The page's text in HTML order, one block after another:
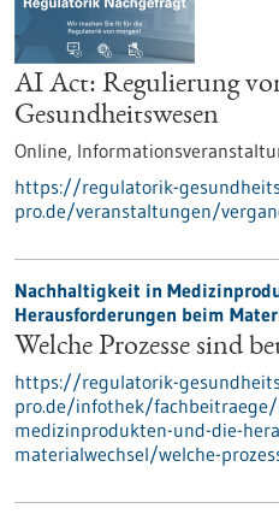
AI Act: Regulierung
Gesundheitswesen
Online,
https://regulatorik-
pro.de/veranstaltungen/
Nachhaltigkeit in
Herausforderungen beim
Welche Prozesse sind
https://regulatorik-
pro.de/infothek/
medizinprodukten-und-die-
materialwechsel/welche-